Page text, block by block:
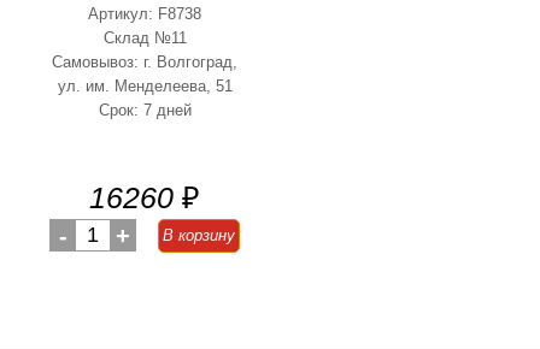
Артикул: F8738
Склад №11
Самовывоз: г. Волгоград,
ул. им. Менделеева, 51
Срок: 7 дней
16260 ₽
- 1 + В корзину